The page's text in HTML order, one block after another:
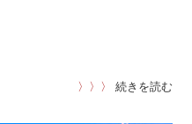
〉〉〉
続きを読む